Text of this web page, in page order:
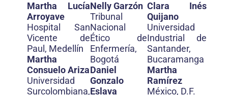
Martha Lucía
Arroyave
Hospital San
Vicente de
Paul, Medellín
Martha
Consuelo Ariza
Universidad
Surcolombiana,
Nelly Garzón
Tribunal
Nacional
Ético de
Enfermería,
Bogotá
Daniel
Gonzalo
Eslava
Clara Inés
Quijano
Universidad
Industrial de
Santander,
Bucaramanga
Martha
Ramírez
México, D.F.